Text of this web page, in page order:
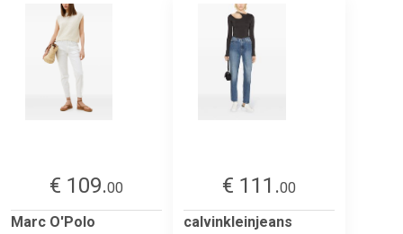
€ 109.00
Marc O'Polo
€ 111.00
calvinkleinjeans